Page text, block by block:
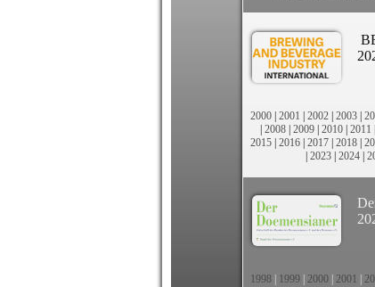
2000 | 2001 | 2002 | 2003 |
| 2008 | 2009 | 2010 | 2011
2015 | 2016 | 2017 | 2018 |
| 2023| 2024|
1998 1999 2000 2001